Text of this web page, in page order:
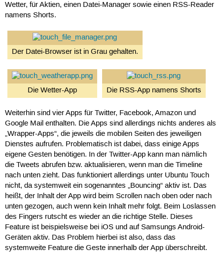
Wetter, für Aktien, einen Datei-Manager sowie einen RSS-Reader
namens Shorts.
Der Datei-Browser ist in Grau gehalten.
Die Wetter-App Die RSS-App namens Shorts
Weiterhin sind vier Apps für Twitter, Facebook, Amazon und
Google Mail enthalten. Die Apps sind allerdings nichts anderes als
„Wrapper-Apps“, die jeweils die mobilen Seiten des jeweiligen
Dienstes aufrufen. Problematisch ist dabei, dass einige Apps
eigene Gesten benötigen. In der Twitter-App kann man nämlich
die Tweets abrufen bzw. aktualisieren, wenn man die Timeline
nach unten zieht. Das funktioniert allerdings unter Ubuntu Touch
nicht, da systemweit ein sogenanntes „Bouncing“ aktiv ist. Das
heißt, der Inhalt der App wird beim Scrollen nach oben oder nach
unten gezogen, auch wenn kein Inhalt mehr folgt. Beim Loslassen
des Fingers rutscht es wieder an die richtige Stelle. Dieses
Feature ist beispielsweise bei iOS und auf Samsungs Android-
Geräten aktiv. Das Problem hierbei ist also, dass das
systemweite Feature die Geste innerhalb der App überschreibt.